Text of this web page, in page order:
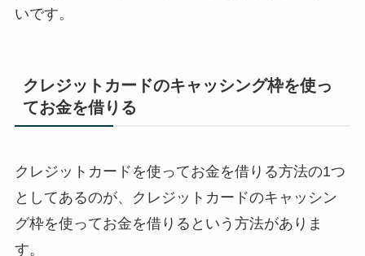
いです。
クレジットカードのキャッシング枠を使っ
てお金を借りる
クレジットカードを使ってお金を借りる方法の1つ
としてあるのが、クレジットカードのキャッシン
グ枠を使ってお金を借りるという方法がありま
す。